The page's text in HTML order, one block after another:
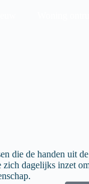
die de handen uit
dagelijks inzet